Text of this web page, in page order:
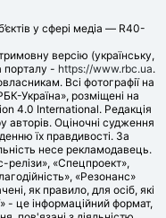
у сфері медіа — R40-
версію (українську,
порталу - https://www.rbc.ua.
Всі фотографії на
Україна», розміщені на
4.0 International. Редакція
авторів. Оціночні судження
їх правдивості. За
несе рекламодавець.
«Спецпроект»,
«Резонанс»
як правило, для осіб, які
- це інформаційний формат,